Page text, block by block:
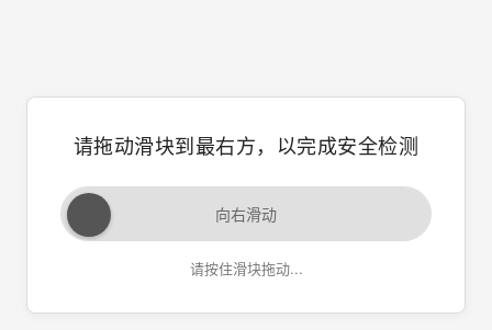
请拖动滑块到最右方，以完成安全检测
向右滑动
请按住滑块拖动...